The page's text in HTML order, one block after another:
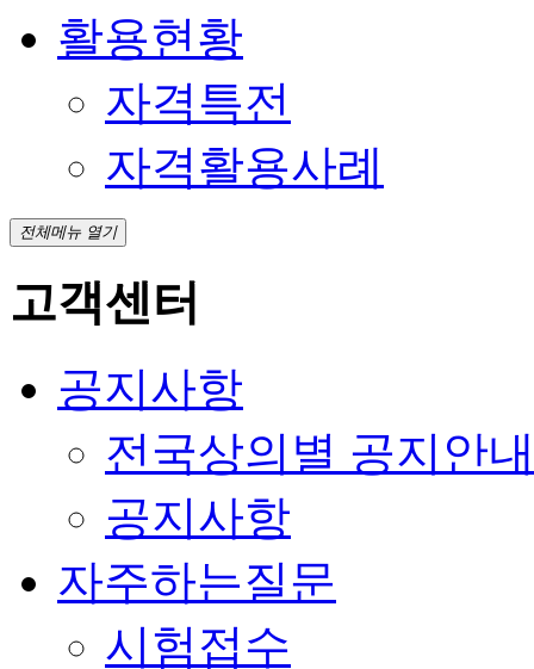
활용현황
자격특전
자격활용사례
전체메뉴 열기
고객센터
공지사항
전국상의별 공지안내
공지사항
자주하는질문
시험접수